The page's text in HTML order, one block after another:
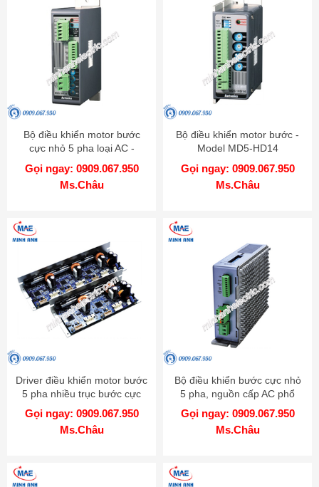
Bộ điều khiển motor bước
cực nhỏ 5 pha loại AC -
Model MD5-HF14
Gọi ngay: 0909.067.950
Ms.Châu
Bộ điều khiển motor bước -
Model MD5-HD14
Gọi ngay: 0909.067.950
Ms.Châu
Driver điều khiển motor bước
5 pha nhiều trục bước cực
nhỏ - Model MD5-HD14-2X-
3X
Gọi ngay: 0909.067.950
Ms.Châu
Bộ điều khiển bước cực nhỏ
5 pha, nguồn cấp AC phổ
biến - Model MD5-HF28
Gọi ngay: 0909.067.950
Ms.Châu